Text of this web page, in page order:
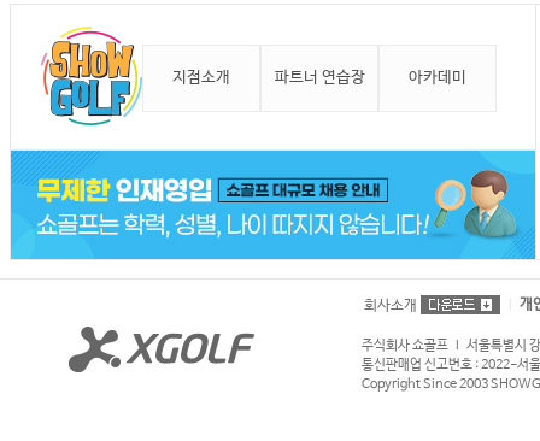
지점소개 파트너 연습장 아카데미
회사소개 개
주식회사 쇼골프 l 서울특별시
통신판매업 신고번호 : 2022-
Copyright Since 2003